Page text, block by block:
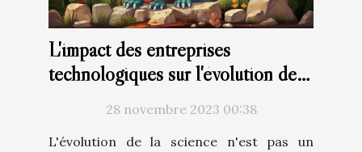
L'impact des entreprises
technologiques sur l'évolution de
la science28 novembre 2023 00:38
L'évolution de la science n'est pas un